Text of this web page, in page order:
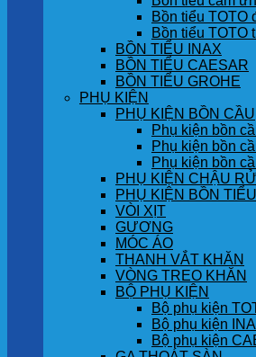
Bồn tiểu TOTO
Bồn tiểu TOTO
BỒN TIỂU INAX
BỒN TIỂU CAESAR
BỒN TIỂU GROHE
PHỤ KIỆN
PHỤ KIỆN BỒN CẦU
Phụ kiện bồn
Phụ kiện bồn
Phụ kiện bồn
PHỤ KIỆN CHẬU
PHỤ KIỆN BỒN TIỂU
VÒI XỊT
GƯƠNG
MÓC ÁO
THANH VẮT KHĂN
VÒNG TREO KHĂN
BỘ PHỤ KIỆN
Bộ phụ kiện
Bộ phụ kiện
Bộ phụ kiện